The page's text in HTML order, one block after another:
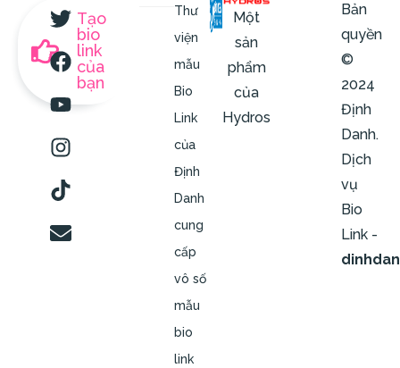
Tạo
bio
link
của
bạn
Thư
viện
mẫu
Bio
Link
của
Định
Danh
cung
cấp
vô số
mẫu
bio
link
Một
sản
phẩm
của
Hydros
Bản
quyền
©
2024
Định
Danh.
Dịch
vụ
Bio
Link -